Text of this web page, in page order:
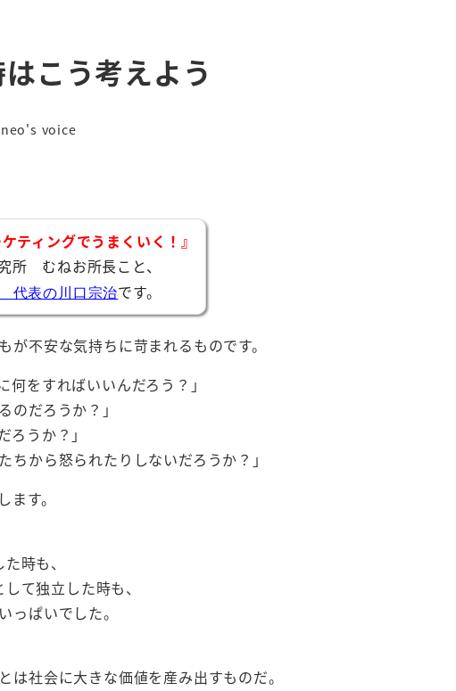
こう考えよう
ー voice
ティングでうまくいく！』
所 むねお所長こと、
代表の川口宗治です。
不安な気持ちに苛まれるものです。
何をすればいいんだろう？」
のだろうか？」
ろうか？」
ちから怒られたりしないだろうか？」
す。
時も、
て独立した時も、
っぱいでした。
は社会に大きな価値を産み出すものだ。